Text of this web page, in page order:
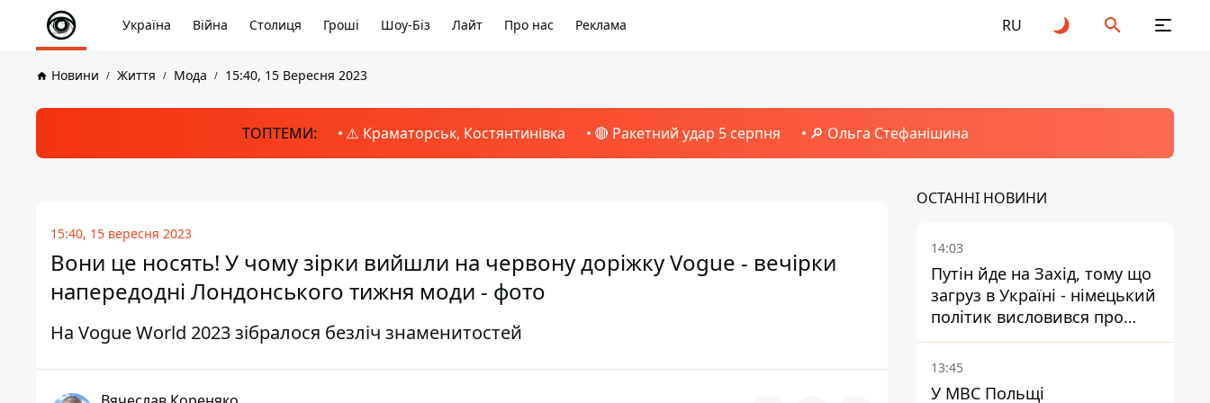
Україна Війна Столиця Гроші Шоу-Біз Лайт Про нас Реклама RU
Новини Життя Мода 15:40, 15 Вересня 2023
ТОПТЕМИ: ⚠️ Краматорськ, Костянтинівка 🔴 Ракетний удар 5 серпня 🔎 Ольга Стефанішина
15:40, 15 вересня 2023
Вони це носять! У чому зірки вийшли на червону доріжку Vogue - вечірки
напередодні Лондонського тижня моди - фото
На Vogue World 2023 зібралося безліч знаменитостей
ОСТАННІ НОВИНИ
14:03
Путін йде на Захід, тому що
загруз в Україні - німецький
політик висловився про
плани РФ
13:45
У МВС Польщі